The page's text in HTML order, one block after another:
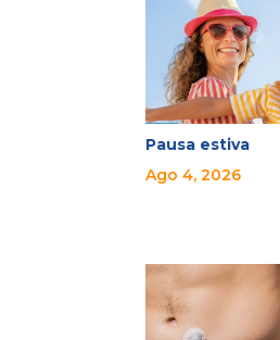
Pausa estiva
Ago 4, 2026